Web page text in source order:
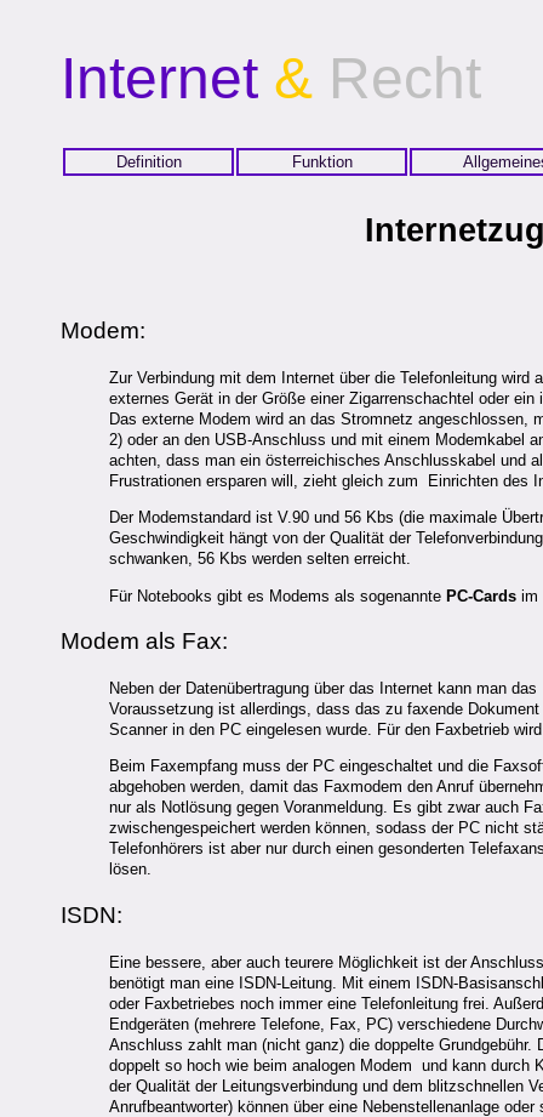
Internet & Recht
Definition Funktion
Modem:
Zur Verbindung mit dem Internet über die Telefonleitung wird
externes Gerät in der Größe einer Zigarrenschachtel oder
Das externe Modem wird an das Stromnetz
2) oder an den USB-Anschluss und mit einem Modemkabel
achten, dass man ein österreichisches Anschlusskabel und
Frustrationen ersparen will, zieht gleich zum Einrichten des
Der Modemstandard ist V.90 und 56 Kbs (die maximale
Geschwindigkeit hängt von der Qualität der
schwanken, 56 Kbs werden selten erreicht.
Für Notebooks gibt es Modems als sogenannte PC-Cards im
Modem als Fax:
Neben der Datenübertragung über das Internet kann man
Voraussetzung ist allerdings, dass das zu faxende
Scanner in den PC eingelesen wurde. Für den Faxbetrieb
Beim Faxempfang muss der PC eingeschaltet und die
abgehoben werden, damit das Faxmodem den Anruf
nur als Notlösung gegen Voranmeldung. Es gibt zwar auch
zwischengespeichert werden können, sodass der PC nicht
Telefonhörers ist aber nur durch einen gesonderten
lösen.
ISDN:
Eine bessere, aber auch teurere Möglichkeit ist der
benötigt man eine ISDN-Leitung. Mit einem ISDN-
oder Faxbetriebes noch immer eine Telefonleitung frei.
Endgeräten (mehrere Telefone, Fax, PC) verschiedene
Anschluss zahlt man (nicht ganz) die doppelte
doppelt so hoch wie beim analogen Modem und kann durch
der Qualität der Leitungsverbindung und dem blitzschnellen
Anrufbeantworter) können über eine Nebenstellenanlage